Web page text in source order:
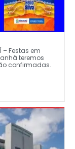
– Festas em
teremos
confirmadas.